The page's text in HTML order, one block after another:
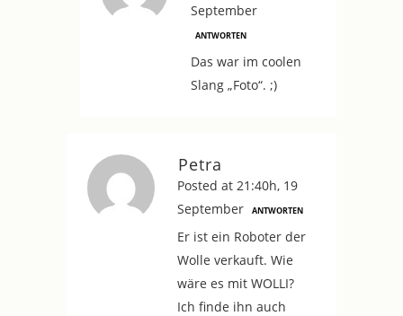
September
ANTWORTEN
Das war im coolen
Slang „Foto“. ;)
Petra
Posted at 21:40h, 19
September
ANTWORTEN
Er ist ein Roboter der
Wolle verkauft. Wie
wäre es mit WOLLI?
Ich finde ihn auch